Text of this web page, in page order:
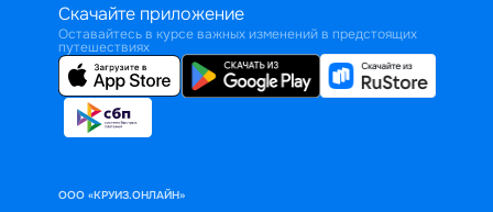
Скачайте приложение
Оставайтесь в курсе важных изменений в предстоящих
путешествиях
ООО «КРУИЗ.ОНЛАЙН»